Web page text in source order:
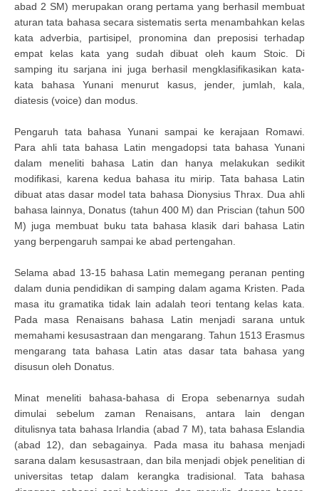
abad 2 SM) merupakan orang pertama yang berhasil membuat
aturan tata bahasa secara sistematis serta menambahkan kelas
kata adverbia, partisipel, pronomina dan preposisi terhadap
empat kelas kata yang sudah dibuat oleh kaum Stoic. Di
samping itu sarjana ini juga berhasil mengklasifikasikan kata-
kata bahasa Yunani menurut kasus, jender, jumlah, kala,
diatesis (voice) dan modus.
Pengaruh tata bahasa Yunani sampai ke kerajaan Romawi.
Para ahli tata bahasa Latin mengadopsi tata bahasa Yunani
dalam meneliti bahasa Latin dan hanya melakukan sedikit
modifikasi, karena kedua bahasa itu mirip. Tata bahasa Latin
dibuat atas dasar model tata bahasa Dionysius Thrax. Dua ahli
bahasa lainnya, Donatus (tahun 400 M) dan Priscian (tahun 500
M) juga membuat buku tata bahasa klasik dari bahasa Latin
yang berpengaruh sampai ke abad pertengahan.
Selama abad 13-15 bahasa Latin memegang peranan penting
dalam dunia pendidikan di samping dalam agama Kristen. Pada
masa itu gramatika tidak lain adalah teori tentang kelas kata.
Pada masa Renaisans bahasa Latin menjadi sarana untuk
memahami kesusastraan dan mengarang. Tahun 1513 Erasmus
mengarang tata bahasa Latin atas dasar tata bahasa yang
disusun oleh Donatus.
Minat meneliti bahasa-bahasa di Eropa sebenarnya sudah
dimulai sebelum zaman Renaisans, antara lain dengan
ditulisnya tata bahasa Irlandia (abad 7 M), tata bahasa Eslandia
(abad 12), dan sebagainya. Pada masa itu bahasa menjadi
sarana dalam kesusastraan, dan bila menjadi objek penelitian di
universitas tetap dalam kerangka tradisional. Tata bahasa